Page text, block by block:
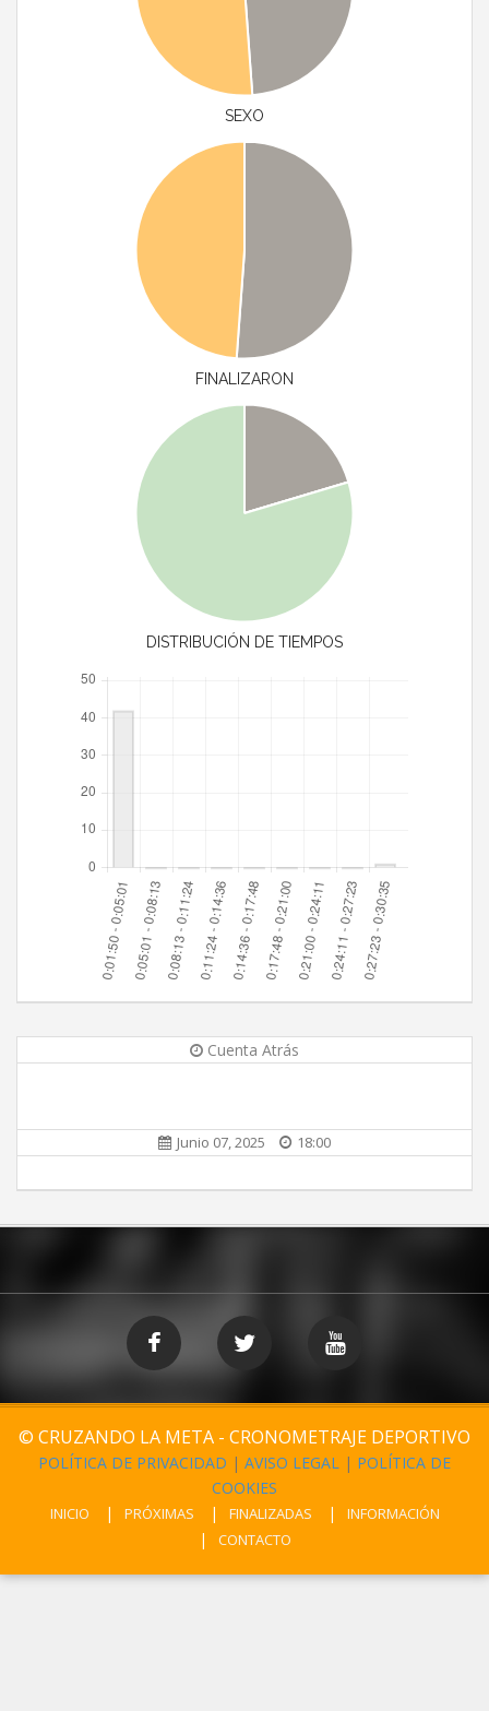
SEXO
FINALIZARON
DISTRIBUCIÓN DE TIEMPOS
Cuenta Atrás
Junio 07, 2025 18:00
© CRUZANDO LA META - CRONOMETRAJE DEPORTIVO
POLÍTICA DE PRIVACIDAD | AVISO LEGAL | POLÍTICA DE
COOKIES
INICIO PRÓXIMAS FINALIZADAS
INFORMACIÓN
CONTACTO